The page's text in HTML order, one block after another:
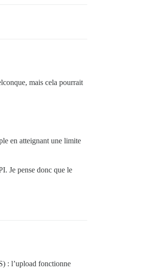
mais cela pourrait
en atteignant une limite
Je pense donc que le
: l’upload fonctionne